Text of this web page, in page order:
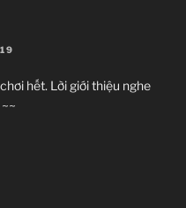
hết. Lời giới thiệu nghe